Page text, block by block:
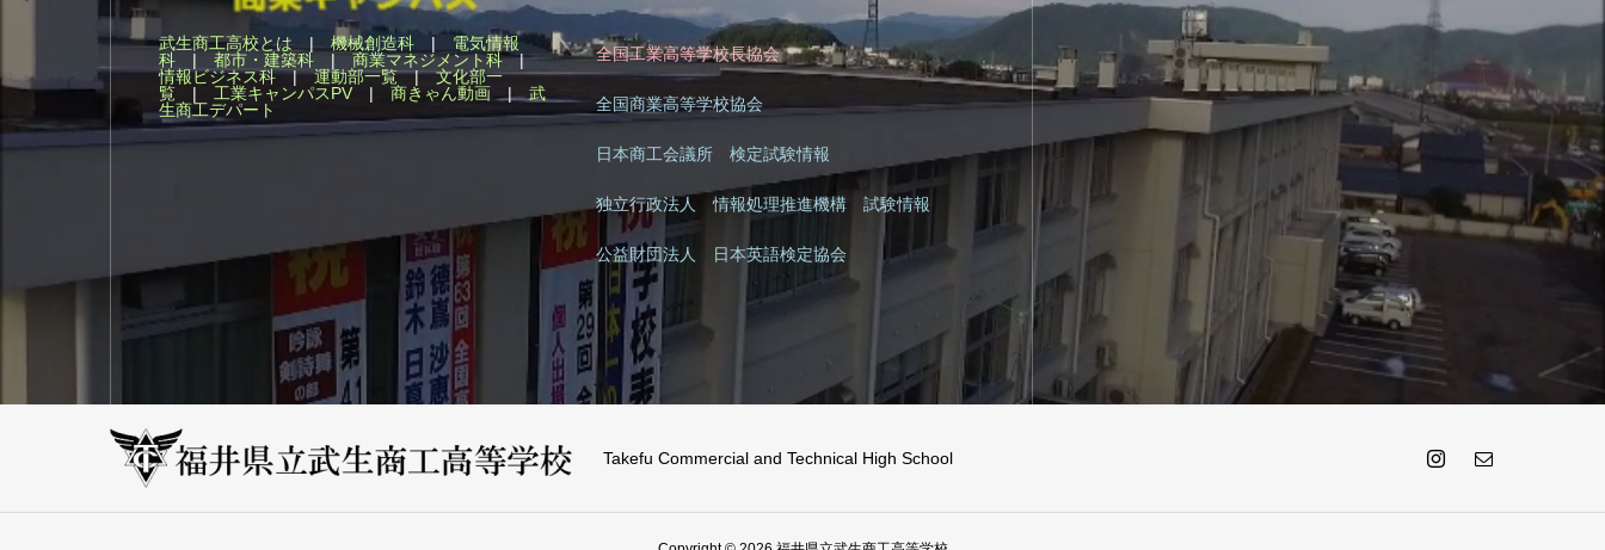
武生商工高校とは | 機械創造科 | 電気情報
科 | 都市・建築科 | 商業マネジメント科|
情報ビジネス科|運動部一覧|文化部一
覧 | 工業キャンパスPV| 商きゃん動画 |武
生商工デパート
全国工業高等学校長協会
全国商業高等学校協会
日本商工会議所 検定試験情報
独立行政法人 情報処理推進機構 試験情報
公益財団法人 日本英語検定協会
Takefu Commercial and Technical High School